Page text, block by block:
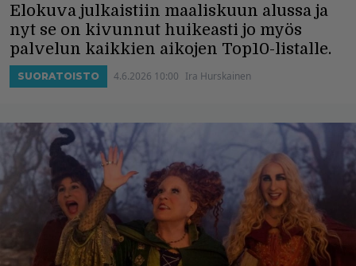
Elokuva julkaistiin maaliskuun alussa ja
nyt se on kivunnut huikeasti jo myös
palvelun kaikkien aikojen Top10-listalle.
SUORATOISTO 4.6.2026 10:00 Ira Hurskainen